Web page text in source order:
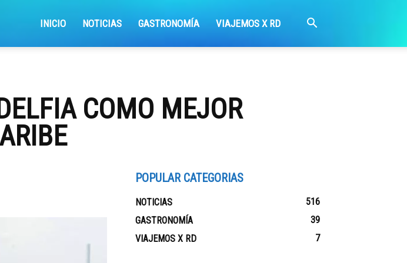
INICIO NOTICIAS GASTRONOMÍA VIAJEMOS X RD
COMO MEJOR
POPULAR CATEGORIAS
NOTICIAS
516
GASTRONOMÍA
39
VIAJEMOS X RD
7